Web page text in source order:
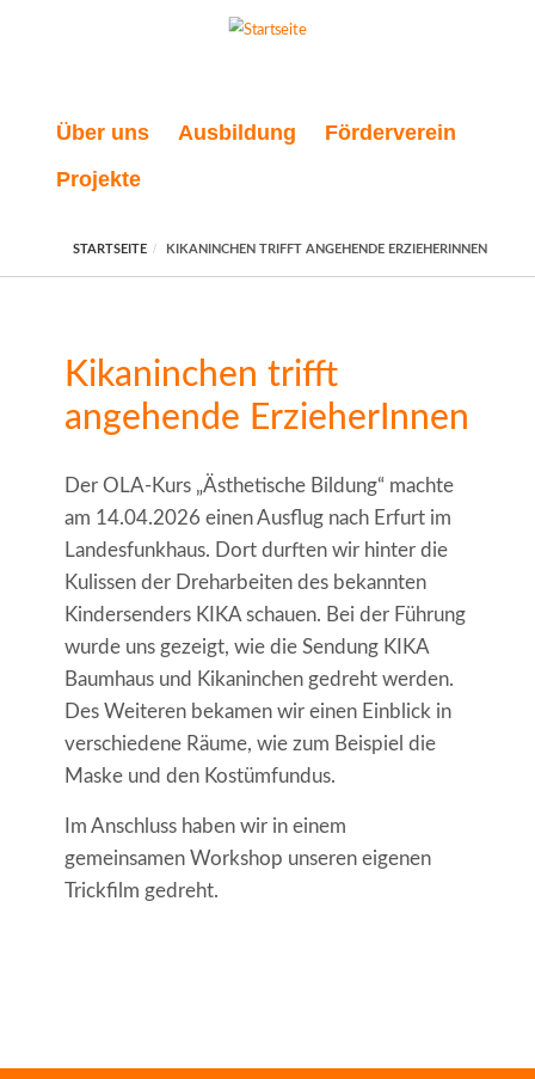
Über uns Ausbildung
Förderverein
Projekte
STARTSEITE KIKANINCHEN TRIFFT ANGEHENDE ERZIEHERINNEN
Kikaninchen trifft
angehende ErzieherInnen
Der OLA-Kurs „Ästhetische Bildung“ machte
am 14.04.2026 einen Ausflug nach Erfurt im
Landesfunkhaus. Dort durften wir hinter die
Kulissen der Dreharbeiten des bekannten
Kindersenders KIKA schauen. Bei der Führung
wurde uns gezeigt, wie die Sendung KIKA
Baumhaus und Kikaninchen gedreht werden.
Des Weiteren bekamen wir einen Einblick in
verschiedene Räume, wie zum Beispiel die
Maske und den Kostümfundus.
Im Anschluss haben wir in einem
gemeinsamen Workshop unseren eigenen
Trickfilm gedreht.